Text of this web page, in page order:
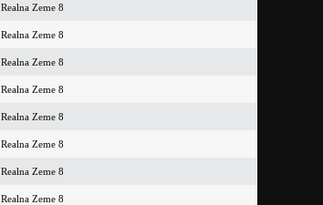
Realna Zeme 8
Realna Zeme 8
Realna Zeme 8
Realna Zeme 8
Realna Zeme 8
Realna Zeme 8
Realna Zeme 8
Realna Zeme 8